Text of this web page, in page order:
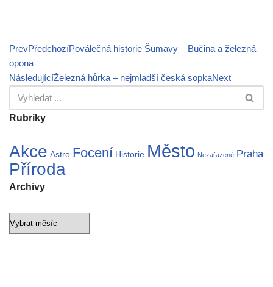
PrevPředchozíPoválečná historie Šumavy – Bučina a železná
opona
NásledujícíŽelezná hůrka – nejmladší česká sopkaNext
Rubriky
Akce Astro Focení Historie Město Nezařazené Praha
Příroda
Archivy